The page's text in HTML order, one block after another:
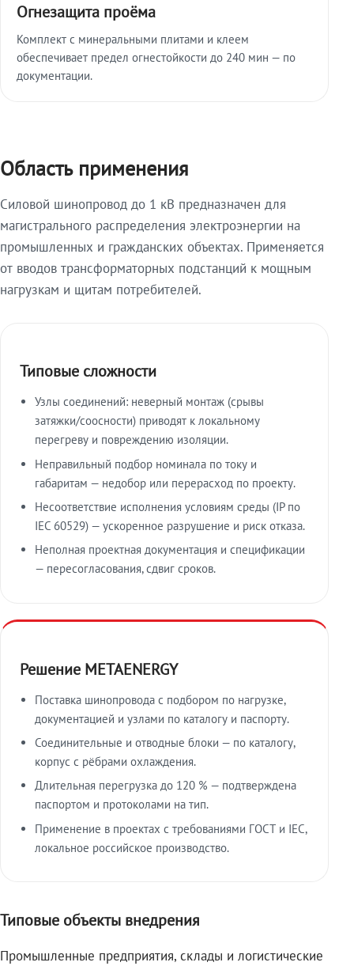
Огнезащита проёма
Комплект с минеральными плитами и клеем
обеспечивает предел огнестойкости до 240 мин — по
документации.
Область применения
Силовой шинопровод до 1 кВ предназначен для
магистрального распределения электроэнергии на
промышленных и гражданских объектах. Применяется
от вводов трансформаторных подстанций к мощным
нагрузкам и щитам потребителей.
Типовые сложности
Узлы соединений: неверный монтаж (срывы
затяжки/соосности) приводят к локальному
перегреву и повреждению изоляции.
Неправильный подбор номинала по току и
габаритам — недобор или перерасход по проекту.
Несоответствие исполнения условиям среды (IP по
IEC 60529) — ускоренное разрушение и риск отказа.
Неполная проектная документация и спецификации
— пересогласования, сдвиг сроков.
Решение METAENERGY
Поставка шинопровода с подбором по нагрузке,
документацией и узлами по каталогу и паспорту.
Соединительные и отводные блоки — по каталогу,
корпус с рёбрами охлаждения.
Длительная перегрузка до 120 % — подтверждена
паспортом и протоколами на тип.
Применение в проектах с требованиями ГОСТ и IEC,
локальное российское производство.
Типовые объекты внедрения
Промышленные предприятия, склады и логистические